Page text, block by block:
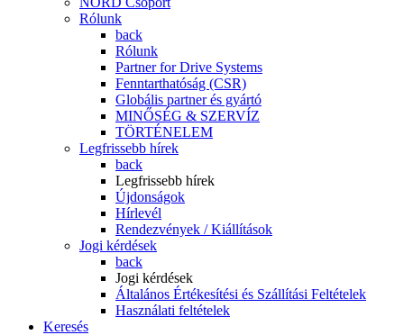
Rólunk
back
Rólunk
Partner for Drive Systems
Fenntarthatóság (CSR)
Globális partner és gyártó
MINŐSÉG & SZERVÍZ
TÖRTÉNELEM
Legfrissebb hírek
back
Legfrissebb hírek
Újdonságok
Hírlevél
Rendezvények / Kiállítások
Jogi kérdések
back
Jogi kérdések
Általános Értékesítési és Szállítási Feltételek
Használati feltételek
Keresés